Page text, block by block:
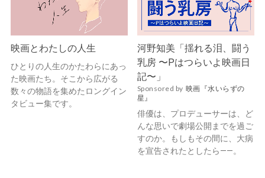
映画とわたしの人生
ひとりの人生のかたわらにあっ
た映画たち。そこから広がる
数々の物語を集めたロングイン
タビュー集です。
河野知美「揺れる泪、闘う
乳房 〜Pはつらいよ映画日
記〜」
Sponsored by 映画『水いらずの
星』
俳優は、プロデューサーは、ど
んな思いで劇場公開までを過ご
すのか。もしもその間に、大病
を宣告されたとしたら——。